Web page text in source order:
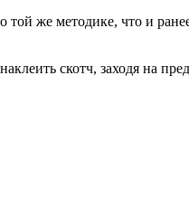
же методике, что и
скотч, заходя на